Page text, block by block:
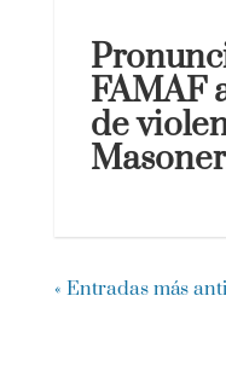
FAMAF
de
« Entradas más